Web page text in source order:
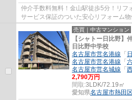
仲介手数料無料！金山駅徒歩5分！リ
サービス保証のついた安心リフォーム物
売買｜中古マンション
【シャトー日比野】
日比野中学校
名古屋市営名港線 「
名古屋市営名港線 「
名古屋市営名城線 「
2,790万円
間取:3LDK/72.19㎡
愛知県名古屋市熱田区